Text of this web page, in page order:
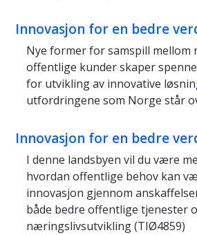
Innovasjon for en bedre
Nye former for samspill
offentlige kunder skaper
for utvikling av innovative
utfordringene som Norge står
Innovasjon for en bedre
I denne landsbyen vil du være
hvordan offentlige behov kan
innovasjon gjennom
både bedre offentlige tjenester
næringslivsutvikling (TIØ4859)